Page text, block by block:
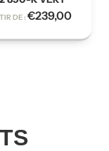
DE : €239,00